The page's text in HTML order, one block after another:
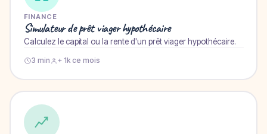
FINANCE
Simulateur de prêt viager hypothécaire
Calculez le capital ou la rente d'un prêt viager hypothécaire.
3 min + 1k ce mois